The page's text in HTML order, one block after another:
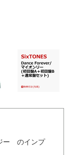
ー のインプ